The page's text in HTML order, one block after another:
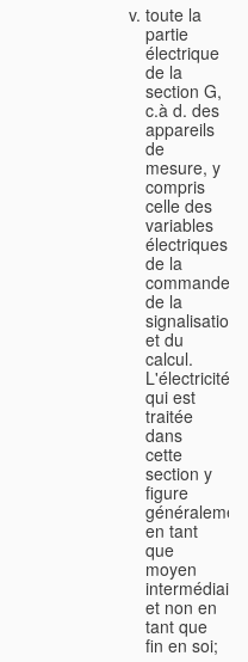
toute la
partie
électrique
de la
section G,
c.à d. des
appareils
de
mesure, y
compris
celle des
variables
électriques,
de la
commande,
de la
signalisation
et du
calcul.
L'électricité
qui est
traitée
dans
cette
section y
figure
en tant
que
moyen
intermédiaire
et non en
tant que
fin en soi;